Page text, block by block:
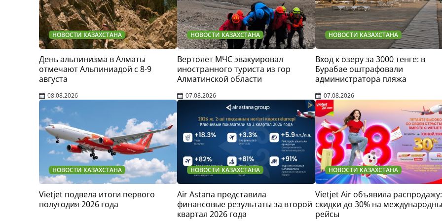
НОВОСТИ КАЗАХСТАНА
День альпинизма в Алматы
отмечают Альпиниадой с 8-9
августа
08.08.2026
НОВОСТИ КАЗАХСТАНА
Вертолет МЧС эвакуировал
иностранного туриста из гор
Алматинской области
07.08.2026
НОВОСТИ КАЗАХСТАНА
Вход к озеру за 3000 тенге: в
Бурабае оштрафовали
администратора пляжа
07.08.2026
НОВОСТИ КАЗАХСТАНА
Vietjet подвела итоги первого
полугодия 2026 года
НОВОСТИ КАЗАХСТАНА
Air Astana представила
финансовые результаты за второй
квартал 2026 года
НОВОСТИ КАЗАХСТАНА
Vietjet Air объявила распродажу:
скидки до 30% на
рейсы